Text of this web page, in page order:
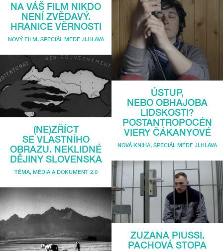
NA VÁŠ FILM NIKDO
NENÍ ZVĚDAVÝ.
HRANICE VĚRNOSTI
NOVÝ FILM, SPECIÁL MFDF JI.HLAVA
(NE)ZŘÍCT
SE VLASTNÍHO
OBRAZU. NEKLIDNÉ
DĚJINY SLOVENSKA
TÉMA, MÉDIA A DOKUMENT 2.0
ÚSTUP,
NEBO OBHAJOBA
LIDSKOSTI?
POSTANTROPOCÉN
VIERY ČÁKANYOVÉ
NOVÁ KNIHA, SPECIÁL MFDF JI.HLAVA
ZUZANA PIUSSI.
PACHOVÁ STOPA